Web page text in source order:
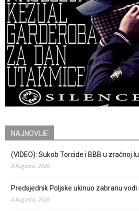
NAJNOVIJE
(VIDEO): Sukob Torcide i BBB u zračnoj
8 Augusta, 2026
Predsjednik Poljske ukinuo zabranu vođi
4 Augusta, 2026